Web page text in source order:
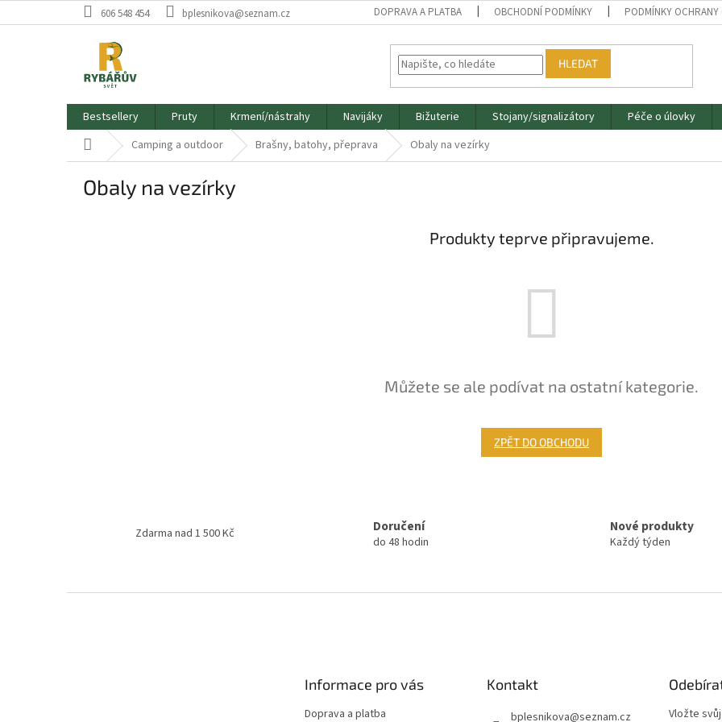
na
606 548 454 bplesnikova@seznam.cz DOPRAVA A PLATBA OBCHODNÍ PODMÍNKY PODMÍNKY OCHRANY
HLEDAT
Bestsellery Pruty Krmení/nástrahy Navijáky Bižuterie Stojany/signalizátory Péče o úlovky
Domů Camping a outdoor Brašny, batohy, přeprava Obaly na vezírky
Obaly na vezírky
Produkty teprve připravujeme.
Můžete se ale podívat na ostatní kategorie.
ZPĚT DO OBCHODU
Zdarma nad 1 500 Kč Doručení
do 48 hodin
Nové produkty
Každý týden
Informace pro vás
Doprava a platba
Kontakt
bplesnikova@seznam.cz
Vložte